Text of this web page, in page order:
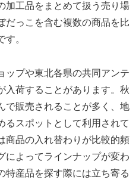
加工品をまとめて扱う売り場
だっこを含む複数の商品を比
。
ップや東北各県の共同アンテ
入荷することがあります。秋
で販売されることが多く、地
るスポットとして利用されて
商品の入れ替わりが比較的頻
によってラインナップが変わ
特産品を探す際には立ち寄る